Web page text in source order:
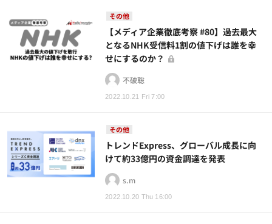
その他
2022.10.21 Fri 7:00
【メディア企業徹底考察 #80】過去最大
となるNHK受信料1割の値下げは誰を幸
せにするのか？
不破聡
その他
2022.10.20 Thu 16:00
トレンドExpress、グローバル成長に向
けて約33億円の資金調達を発表
s.m